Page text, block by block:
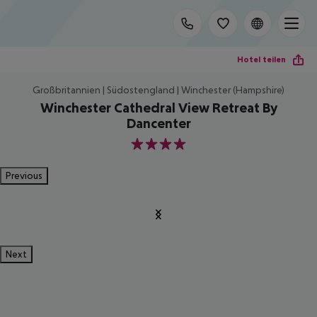
Hotel teilen
Großbritannien | Südostengland | Winchester (Hampshire)
Winchester Cathedral View Retreat By
Dancenter
4
Previous
Next